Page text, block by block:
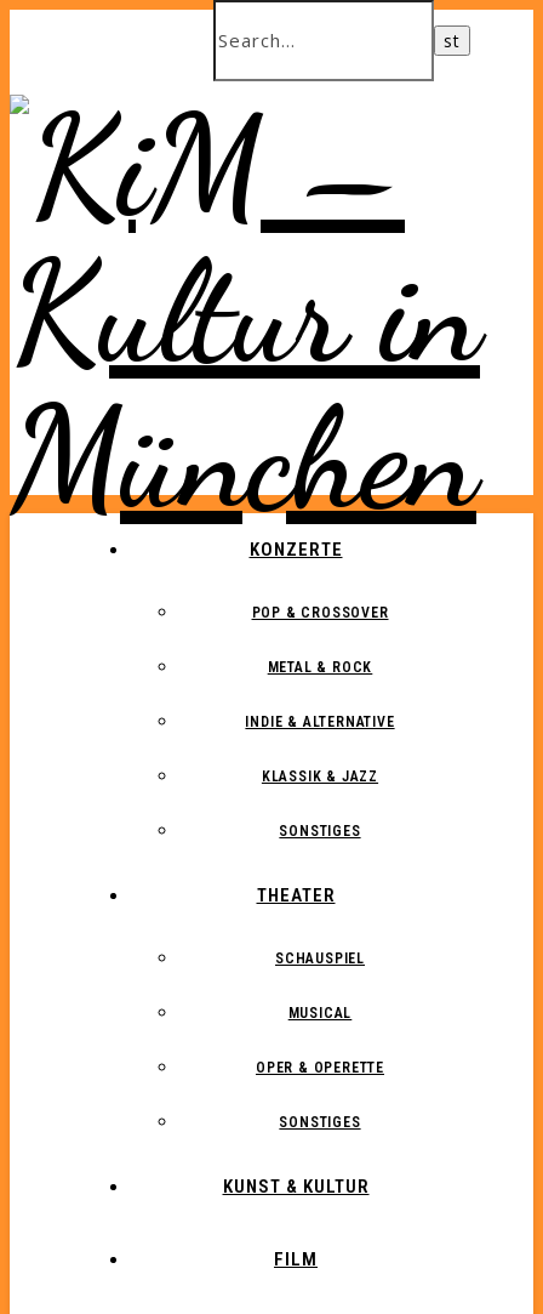
KONZERTE
POP & CROSSOVER
METAL & ROCK
INDIE & ALTERNATIVE
KLASSIK & JAZZ
SONSTIGES
THEATER
SCHAUSPIEL
MUSICAL
OPER & OPERETTE
SONSTIGES
KUNST & KULTUR
FILM